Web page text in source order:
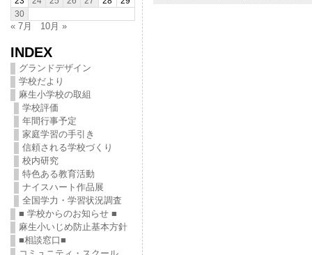
30
« 7月 10月 »
INDEX
グランドデザイン
学校だより
麻生小学校の取組
学校評価
年間行事予定
家庭学習の手引き
信頼される学校づくり
校内研究
特色ある教育活動
ナイスハート作品展
全国学力・学習状況調査
■ 学校からのお知らせ ■
麻生小いじめ防止基本方針
■相談窓口■